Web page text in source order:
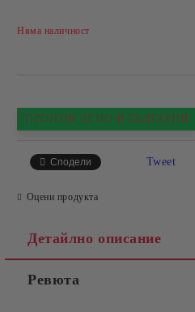
Няма наличност
ПРОИЗВЕДЕНО В БЪЛГАРИЯ
Сподели Tweet
Оцени продукта
Детайлно описание
Ревюта